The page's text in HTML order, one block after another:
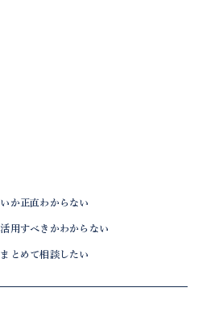
か正直わからない
用すべきかわからない
とめて相談したい